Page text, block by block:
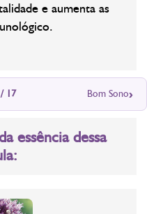
e aumenta as
17 Bom Sono›
essência dessa